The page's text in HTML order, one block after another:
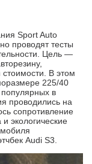
Sport Auto
проводят тесты
Цель —
В этом
225/40
в
проводились на
сопротивление
экологические
Audi S3.